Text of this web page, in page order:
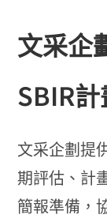
文采企
SBIR
文采企劃提
期評估、計
簡報準備，